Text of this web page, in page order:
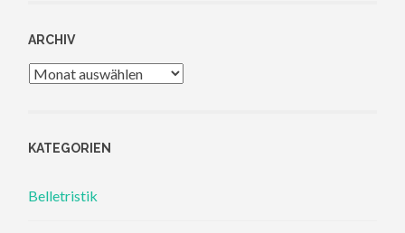
ARCHIV
Archiv
KATEGORIEN
Belletristik